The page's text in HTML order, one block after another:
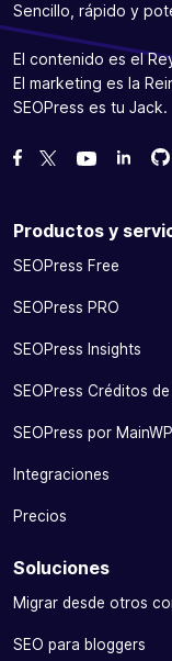
Sencillo, rápido y
El contenido es el
El marketing es la
SEOPress es tu Jack.
Danos like en
Síguenos en
Míranos en
Productos y
SEOPress Free
SEOPress PRO
SEOPress Insights
SEOPress Créditos de
SEOPress por
Integraciones
Precios
Soluciones
Migrar desde otros
SEO para bloggers